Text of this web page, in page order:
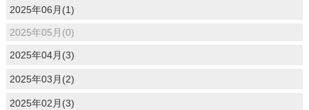
2025年06月(1)
2025年05月(0)
2025年04月(3)
2025年03月(2)
2025年02月(3)